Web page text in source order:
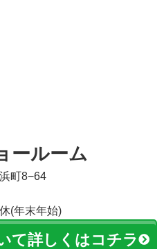
ールーム
町8−64
(年末年始)
て詳しくはコチラ